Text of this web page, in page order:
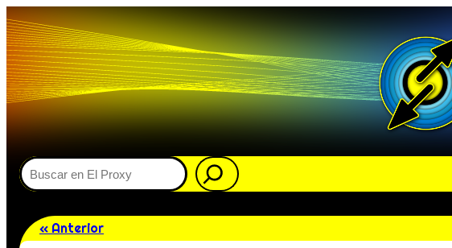
Buscar
« Anterior